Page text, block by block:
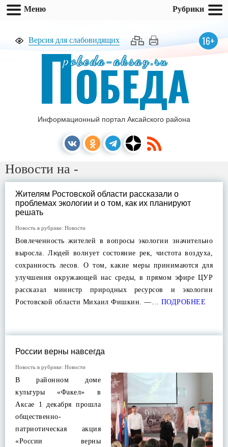
Версия для слабовидящих 16+
pobeda-aksay.ru
ПОБЕДА
Информационный портал Аксайского района
Новости на -
Жителям Ростовской области рассказали о
проблемах экологии и о том, как их планируют
решать
Новость в рубрике: Новости
Вовлеченность жителей в вопросы экологии значительно
выросла. Людей волнует состояние рек, чистота воздуха,
сохранность лесов. О том, какие меры принимаются для
улучшения окружающей нас среды, в прямом эфире ЦУР
рассказал министр природных ресурсов и экологии
Ростовской области Михаил Фишкин. —… ПОДРОБНЕЕ
России верны навсегда
Новость в рубрике: Новости
В районном доме
культуры «Факел» в
Аксае 1 декабря прошла
общественно-
патриотическая акция
«России верны
Меню Рубрики